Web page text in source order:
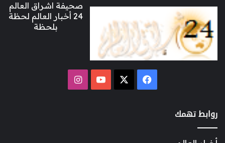
صحيفة اشراق العالم
24 أخبار العالم لحظة
بلحظة
فيسبوك ‫YouTubeانستقرام
روابط تهمك